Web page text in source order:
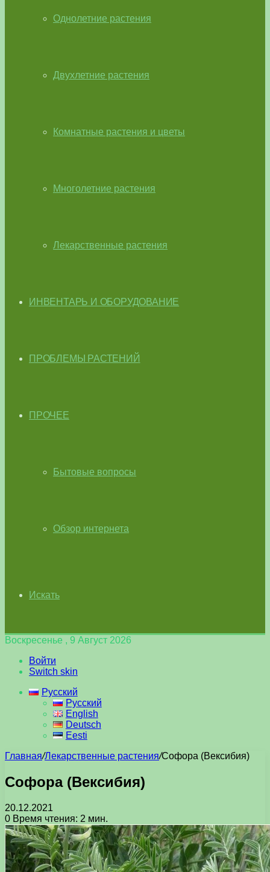
Однолетние растения
Двухлетние растения
Комнатные растения и цветы
Многолетние растения
Лекарственные растения
ИНВЕНТАРЬ И ОБОРУДОВАНИЕ
ПРОБЛЕМЫ РАСТЕНИЙ
ПРОЧЕЕ
Бытовые вопросы
Обзор интернета
Искать
Воскресенье , 9 Август 2026
Войти
Switch skin
Русский
Русский
English
Deutsch
Eesti
Главная/Лекарственные растения/Софора (Вексибия)
Софора (Вексибия)
20.12.2021
0 Время чтения: 2 мин.